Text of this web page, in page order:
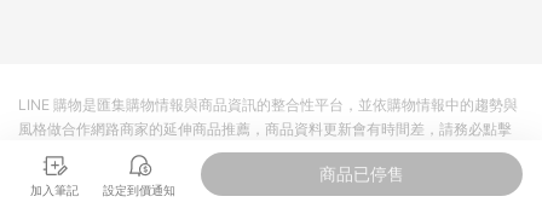
加入筆記 設定到價通知
商品已停售
LINE 購物是匯集購物情報與商品資訊的整合性平台，並依購物情報中的趨勢與
風格做合作網路商家的延伸商品推薦，商品資料更新會有時間差，請務必點擊
商品至各合作網路商家，確認現售價與購物條件，一切資訊以合作廠商網頁為
準。